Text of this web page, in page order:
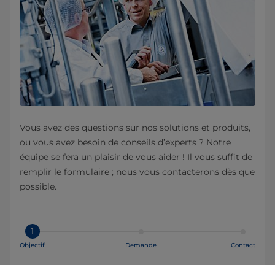
Vous avez des questions sur nos solutions et produits,
ou vous avez besoin de conseils d’experts ? Notre
équipe se fera un plaisir de vous aider ! Il vous suffit de
remplir le formulaire ; nous vous contacterons dès que
possible.
1
Objectif Demande Contact